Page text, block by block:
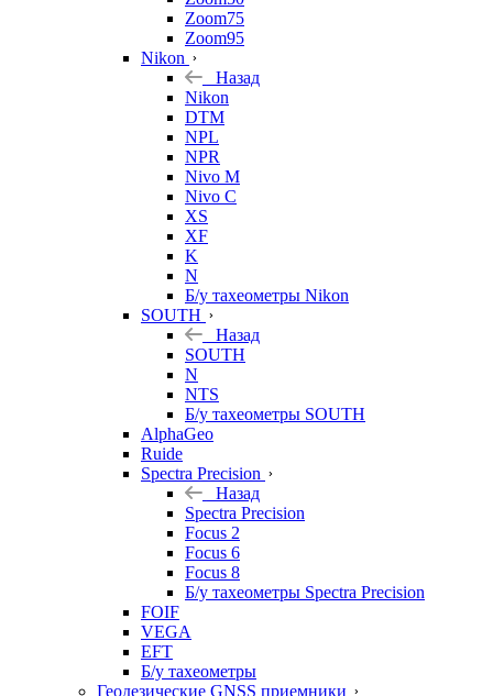
Zoom75
Zoom95
Nikon
Назад
Nikon
DTM
NPL
NPR
Nivo M
Nivo C
XS
XF
K
N
Б/у тахеометры Nikon
SOUTH
Назад
SOUTH
N
NTS
Б/у тахеометры SOUTH
AlphaGeo
Ruide
Spectra Precision
Назад
Spectra Precision
Focus 2
Focus 6
Focus 8
Б/у тахеометры Spectra Precision
FOIF
VEGA
EFT
Б/у тахеометры
Геодезические GNSS приемники